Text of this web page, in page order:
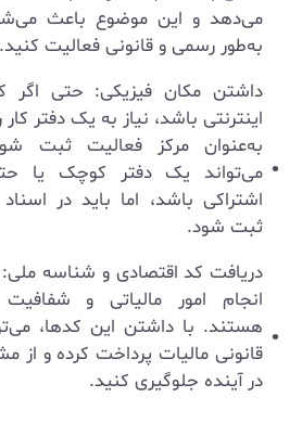
می‌دهد و این موضوع باعث
به‌طور رسمی و قانونی فعالیت کنید.
داشتن مکان فیزیکی: حتی اگر
اینترنتی باشد، نیاز به یک دفتر
به‌عنوان مرکز فعالیت ثبت
می‌تواند یک دفتر کوچک یا
اشتراکی باشد، اما باید در
ثبت شود.
دریافت کد اقتصادی و شناسه ملی:
انجام امور مالیاتی و
هستند. با داشتن این کدها،
قانونی مالیات پرداخت کرده و از
در آینده جلوگیری کنید.